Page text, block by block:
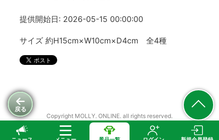
戻る
提供開始日: 2026-05-15 00:00:00
サイズ 約H15cm×W10cm×D4cm 全4種
Copyright MOLLY. ONLINE. all rights reserved.